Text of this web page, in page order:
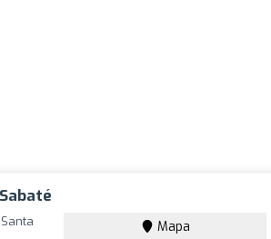
Mapa